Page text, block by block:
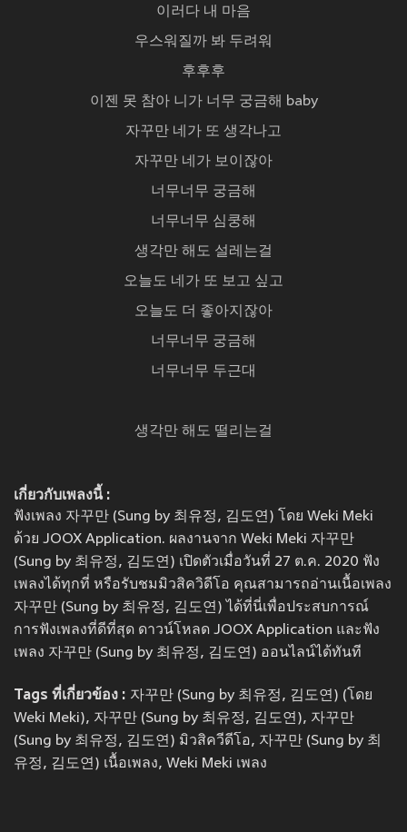
이러다 내 마음
우스워질까 봐 두려워
후후후
이젠 못 참아 니가 너무 궁금해 baby
자꾸만 네가 또 생각나고
자꾸만 네가 보이잖아
너무너무 궁금해
너무너무 심쿵해
생각만 해도 설레는걸
오늘도 네가 또 보고 싶고
오늘도 더 좋아지잖아
너무너무 궁금해
너무너무 두근대
생각만 해도 떨리는걸
เกี่ยวกับเพลงนี้ :
ฟังเพลง 자꾸만 (Sung by 최유정, 김도연) โดย Weki Meki
ด้วย JOOX Application. ผลงานจาก Weki Meki 자꾸만
(Sung by 최유정, 김도연) เปิดตัวเมื่อวันที่ 27 ต.ค. 2020 ฟัง
เพลงได้ทุกที่ หรือรับชมมิวสิควิดีโอ คุณสามารถอ่านเนื้อเพลง
자꾸만 (Sung by 최유정, 김도연) ได้ที่นี่เพื่อประสบการณ์
การฟังเพลงที่ดีที่สุด ดาวน์โหลด JOOX Application และฟัง
เพลง 자꾸만 (Sung by 최유정, 김도연) ออนไลน์ได้ทันที
Tags ที่เกี่ยวข้อง : 자꾸만 (Sung by 최유정, 김도연) (โดย
Weki Meki), 자꾸만 (Sung by 최유정, 김도연), 자꾸만
(Sung by 최유정, 김도연) มิวสิควีดีโอ, 자꾸만 (Sung by 최
유정, 김도연) เนื้อเพลง, Weki Meki เพลง